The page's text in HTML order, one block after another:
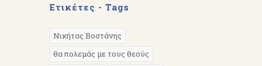
Ετικέτες - Tags
Νικήτας Βοστάνης
θα πολεμάς με τους θεούς